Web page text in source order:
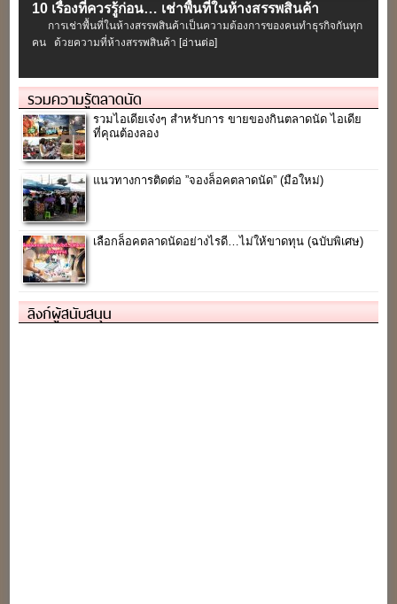
10 เรื่องที่ควรรู้ก่อน… เช่าพื้นที่ในห้างสรรพสินค้า
การเช่าพื้นที่ในห้างสรรพสินค้าเป็นความต้องการของคนทำธุรกิจกันทุก
คน ด้วยความที่ห้างสรรพสินค้า [อ่านต่อ]
รวมความรู้ตลาดนัด
รวมไอเดียเจ๋งๆ สำหรับการ ขายของกินตลาดนัด ไอเดีย
ที่คุณต้องลอง
แนวทางการติดต่อ ”จองล็อคตลาดนัด” (มือใหม่)
เลือกล็อคตลาดนัดอย่างไรดี…ไม่ให้ขาดทุน (ฉบับพิเศษ)
ลิงก์ผู้สนับสนุน